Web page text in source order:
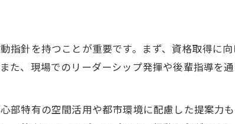
現場と管理の両立を図る造園技術者の心得
昇進を支える造園技術力の強化手法
指針を持つことが重要です。まず、資格取得に
た、現場でのリーダーシップ発揮や後輩指導を
部特有の空間活用や都市環境に配慮した提案力